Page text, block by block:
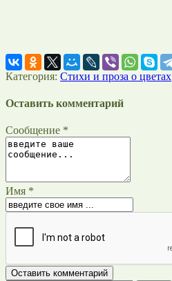
Категория: Стихи и проза о цветах
Оставить комментарий
Сообщение *
Имя *